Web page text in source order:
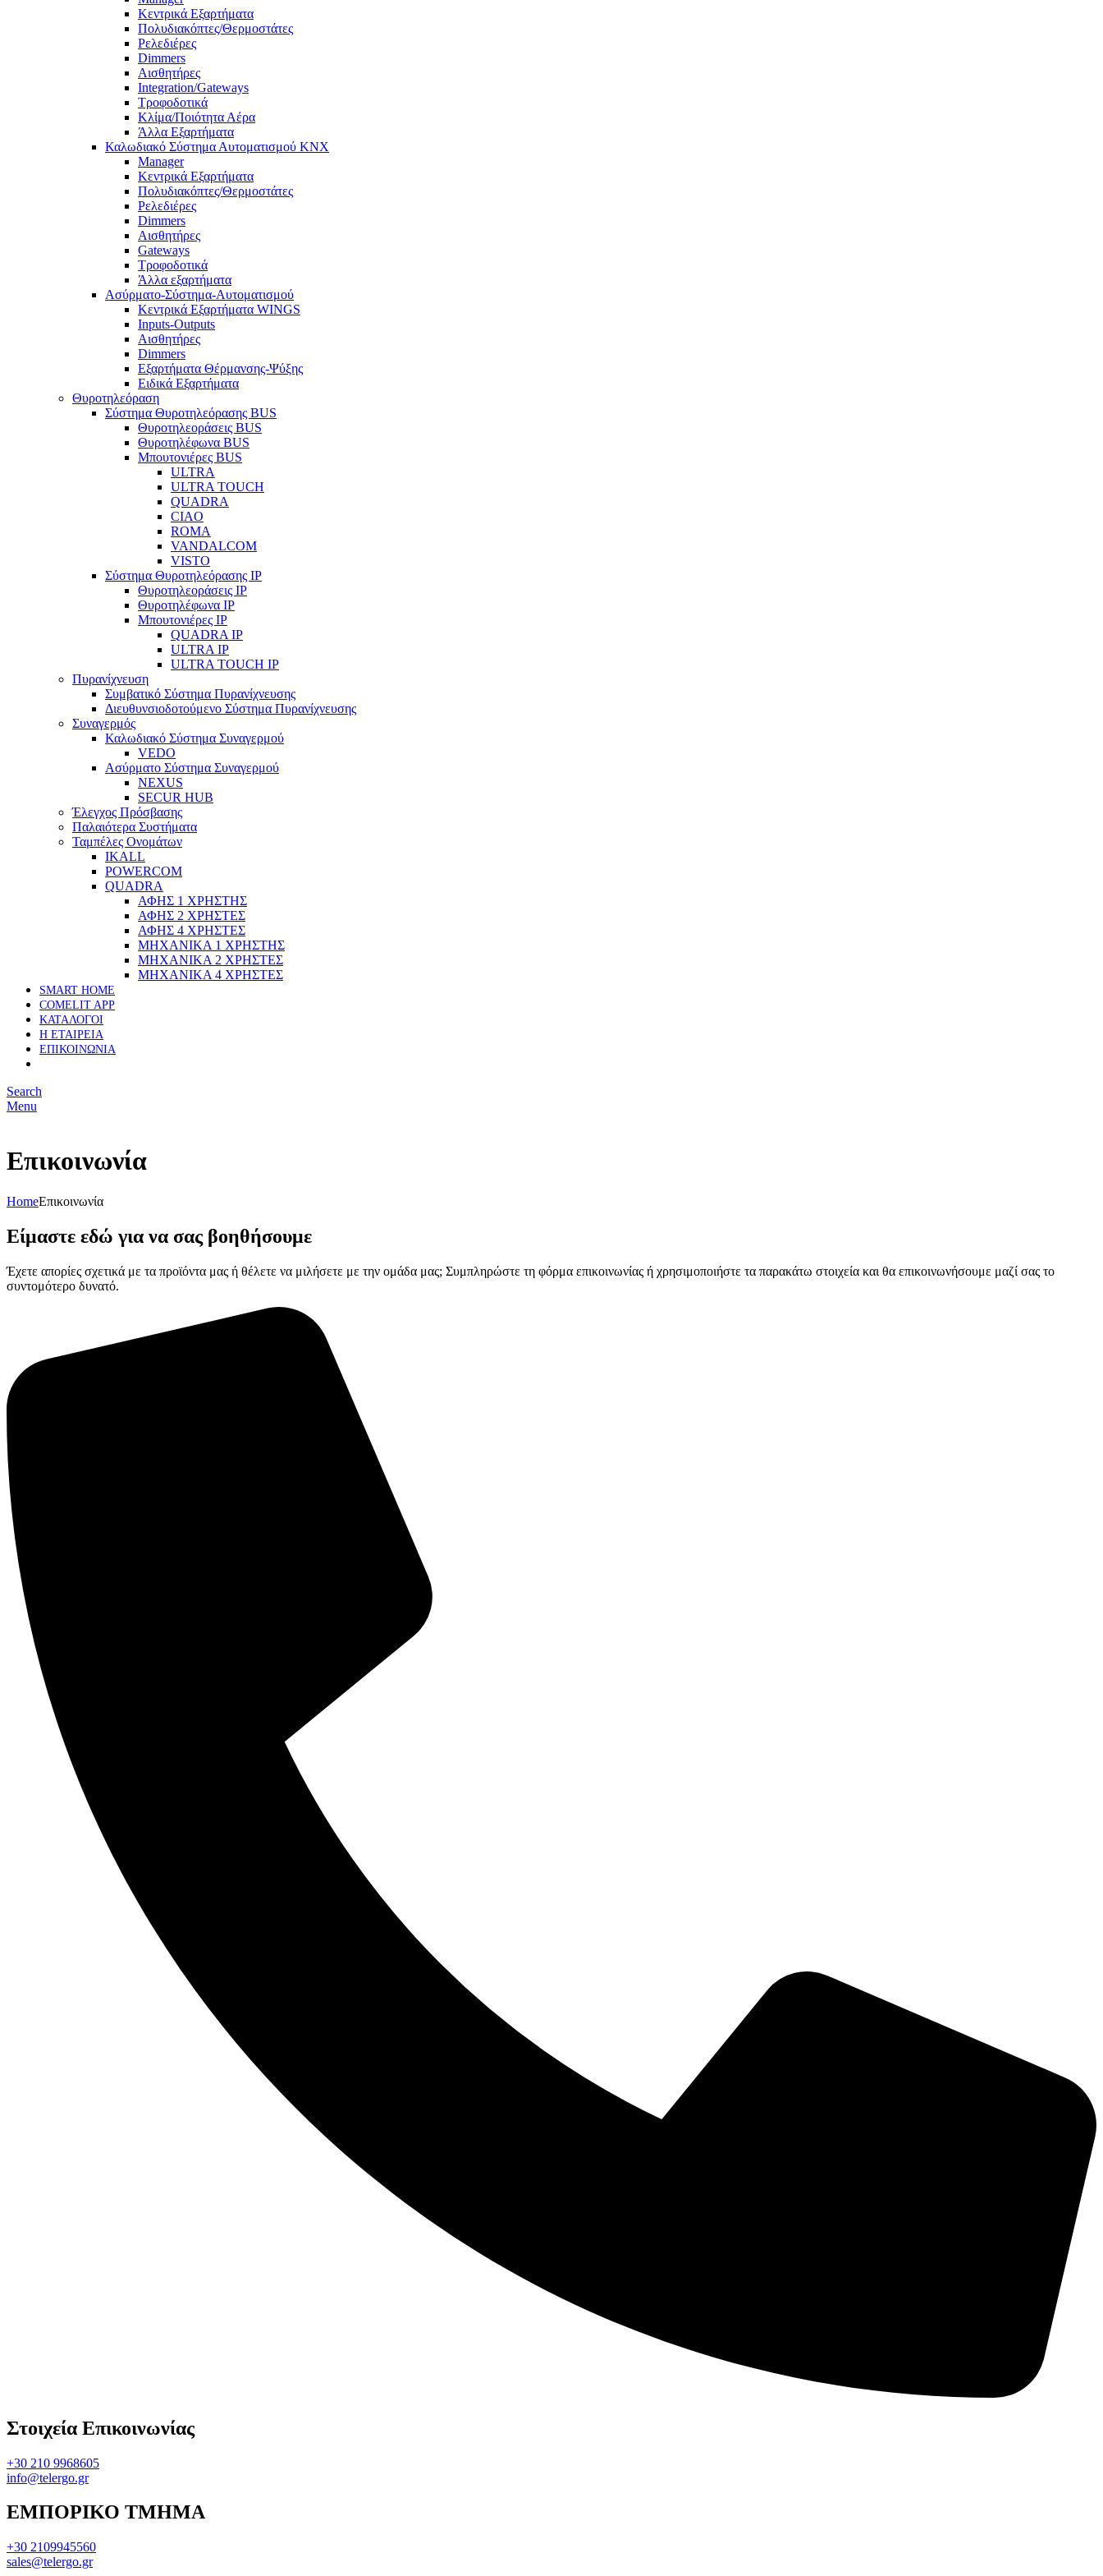
Κεντρικά Εξαρτήματα
Πολυδιακόπτες/Θερμοστάτες
Ρελεδιέρες
Dimmers
Αισθητήρες
Integration/Gateways
Τροφοδοτικά
Κλίμα/Ποιότητα Αέρα
Άλλα Εξαρτήματα
Καλωδιακό Σύστημα Αυτοματισμού KNX
Manager
Κεντρικά Εξαρτήματα
Πολυδιακόπτες/Θερμοστάτες
Ρελεδιέρες
Dimmers
Αισθητήρες
Gateways
Τροφοδοτικά
Άλλα εξαρτήματα
Ασύρματο-Σύστημα-Αυτοματισμού
Κεντρικά Εξαρτήματα WINGS
Inputs-Outputs
Αισθητήρες
Dimmers
Εξαρτήματα Θέρμανσης-Ψύξης
Ειδικά Εξαρτήματα
Θυροτηλεόραση
Σύστημα Θυροτηλεόρασης BUS
Θυροτηλεοράσεις BUS
Θυροτηλέφωνα BUS
Μπουτονιέρες BUS
ULTRA
ULTRA TOUCH
QUADRA
CIAO
ROMA
VANDALCOM
VISTO
Σύστημα Θυροτηλεόρασης IP
Θυροτηλεοράσεις IP
Θυροτηλέφωνα IP
Μπουτονιέρες IP
QUADRA IP
ULTRA IP
ULTRA TOUCH IP
Πυρανίχνευση
Συμβατικό Σύστημα Πυρανίχνευσης
Διευθυνσιοδοτούμενο Σύστημα Πυρανίχνευσης
Συναγερμός
Καλωδιακό Σύστημα Συναγερμού
VEDO
Ασύρματο Σύστημα Συναγερμού
NEXUS
SECUR HUB
Έλεγχος Πρόσβασης
Παλαιότερα Συστήματα
Ταμπέλες Ονομάτων
IKALL
POWERCOM
QUADRA
ΑΦΗΣ 1 ΧΡΗΣΤΗΣ
ΑΦΗΣ 2 ΧΡΗΣΤΕΣ
ΑΦΗΣ 4 ΧΡΗΣΤΕΣ
ΜΗΧΑΝΙΚΑ 1 ΧΡΗΣΤΗΣ
ΜΗΧΑΝΙΚΑ 2 ΧΡΗΣΤΕΣ
ΜΗΧΑΝΙΚΑ 4 ΧΡΗΣΤΕΣ
SMART HOME
COMELIT APP
ΚΑΤΑΛΟΓΟΙ
Η ΕΤΑΙΡΕΙΑ
ΕΠΙΚΟΙΝΩΝΙΑ
Search
Menu
Επικοινωνία
HomeΕπικοινωνία
Είμαστε εδώ για να σας βοηθήσουμε
Έχετε απορίες σχετικά με τα προϊόντα μας ή θέλετε να μιλήσετε με την ομάδα μας; Συμπληρώστε τη φόρμα επικοινωνίας ή χρησιμοποιήστε τα παρακάτω στοιχεία και θα επικοινωνήσουμε μαζί σας το
συντομότερο δυνατό.
Στοιχεία Επικοινωνίας
+30 210 9968605
info@telergo.gr
ΕΜΠΟΡΙΚΟ ΤΜΗΜΑ
+30 2109945560
sales@telergo.gr